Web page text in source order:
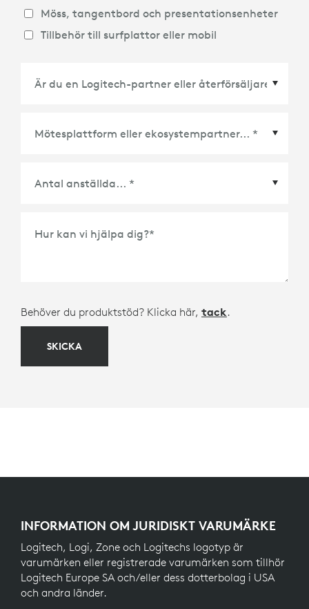
Möss, tangentbord och presentationsenheter
Tillbehör till surfplattor eller mobil
Hur kan vi hjälpa dig?*
Behöver du produktstöd? Klicka här, tack.
SKICKA
INFORMATION OM JURIDISKT VARUMÄRKE
Logitech, Logi, Zone och Logitechs logotyp är
varumärken eller registrerade varumärken som tillhör
Logitech Europe SA och/eller dess dotterbolag i USA
och andra länder.